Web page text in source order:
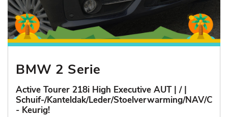
BMW 2 Serie
Active Tourer 218i High Executive AUT | / |
Schuif-/Kanteldak/Leder/Stoelverwarming/NAV/
- Keurig!